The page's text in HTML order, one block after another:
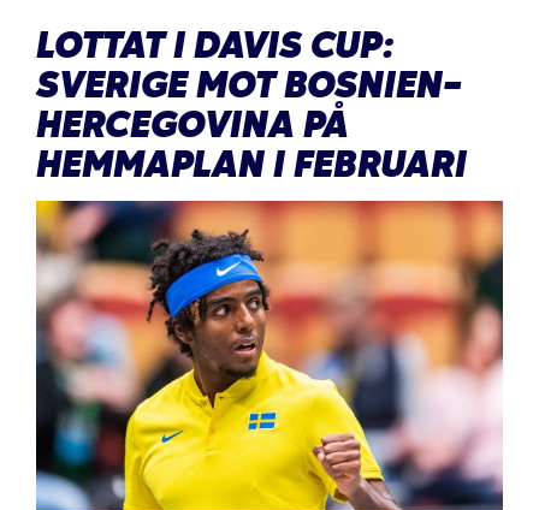
LOTTAT I DAVIS CUP:
SVERIGE MOT BOSNIEN-
HERCEGOVINA PÅ
HEMMAPLAN I FEBRUARI